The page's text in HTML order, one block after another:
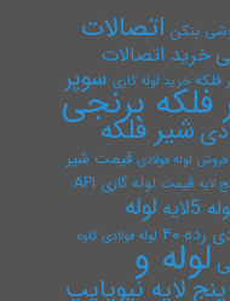
بنکن اتصالات
خرید اتصالات
فلکه خرید لوله گازی سوپر
فلکه برنجی
شیر فلکه
فروش لوله فولادی قیمت شیر
لایه قیمت لوله گازی API
5لایه لوله
رده ۴۰ لوله فولادی کاوهلوله و
لایه نیوپایپ